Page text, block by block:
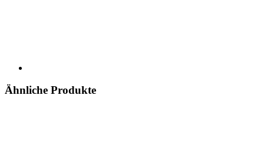
Ähnliche Produkte